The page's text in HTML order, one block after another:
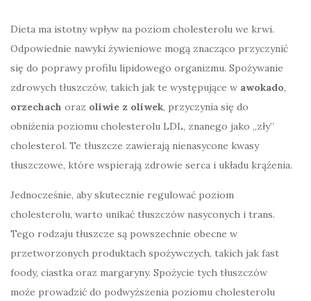
Dieta ma istotny wpływ na poziom cholesterolu we krwi.
Odpowiednie nawyki żywieniowe mogą znacząco przyczynić
się do poprawy profilu lipidowego organizmu. Spożywanie
zdrowych tłuszczów, takich jak te występujące w awokado,
orzechach oraz oliwie z oliwek, przyczynia się do
obniżenia poziomu cholesterolu LDL, znanego jako „zły”
cholesterol. Te tłuszcze zawierają nienasycone kwasy
tłuszczowe, które wspierają zdrowie serca i układu krążenia.
Jednocześnie, aby skutecznie regulować poziom
cholesterolu, warto unikać tłuszczów nasyconych i trans.
Tego rodzaju tłuszcze są powszechnie obecne w
przetworzonych produktach spożywczych, takich jak fast
foody, ciastka oraz margaryny. Spożycie tych tłuszczów
może prowadzić do podwyższenia poziomu cholesterolu